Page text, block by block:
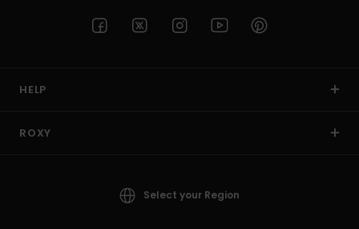
HELP
ROXY
Select your Region